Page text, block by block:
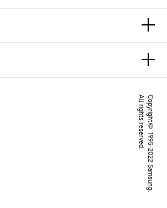
C
o
p
y
r
ig
h
t
©
1
9
9
5
-
2
0
2
2
S
a
m
s
u
n
g
.
A
l
l
r
ig
h
t
s
r
e
s
e
r
v
e
d
.